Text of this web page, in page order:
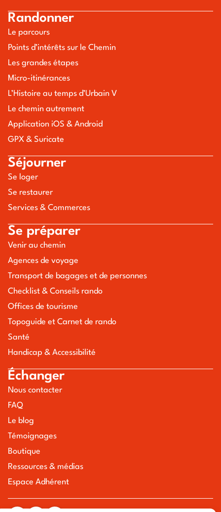
Randonner
Le parcours
Points d’intérêts sur le Chemin
Les grandes étapes
Micro-itinérances
L’Histoire au temps d’Urbain V
Le chemin autrement
Application iOS & Android
GPX & Suricate
Séjourner
Se loger
Se restaurer
Services & Commerces
Se préparer
Venir au chemin
Agences de voyage
Transport de bagages et de personnes
Checklist & Conseils rando
Offices de tourisme
Topoguide et Carnet de rando
Santé
Handicap & Accessibilité
Échanger
Nous contacter
FAQ
Le blog
Témoignages
Boutique
Ressources & médias
Espace Adhérent